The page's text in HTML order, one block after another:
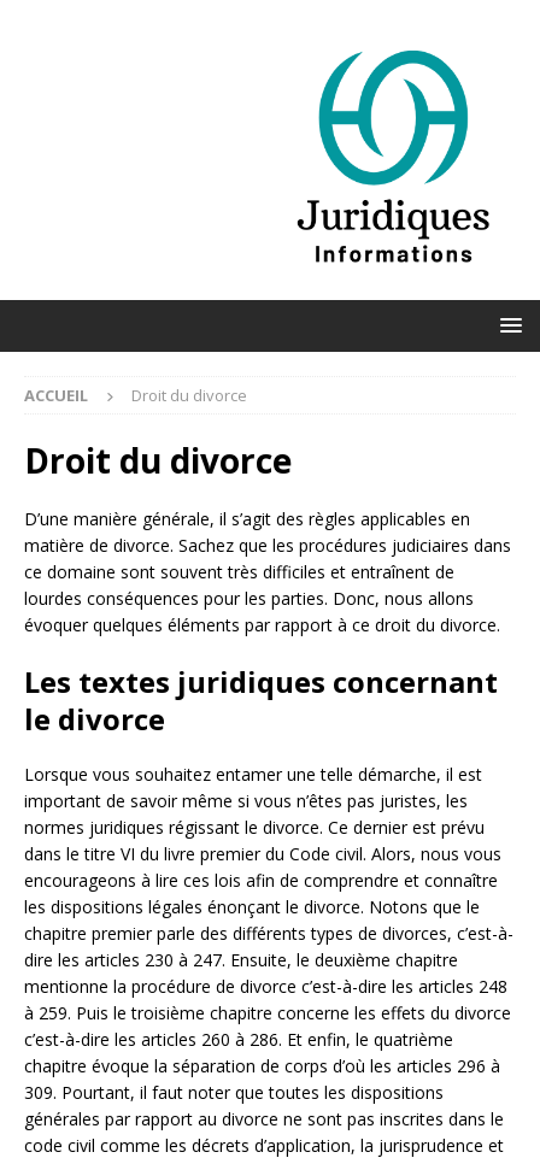
ACCUEIL Droit du divorce
Droit du divorce
D’une manière générale, il s’agit des règles applicables en
matière de divorce. Sachez que les procédures judiciaires dans
ce domaine sont souvent très difficiles et entraînent de
lourdes conséquences pour les parties. Donc, nous allons
évoquer quelques éléments par rapport à ce droit du divorce.
Les textes juridiques concernant
le divorce
Lorsque vous souhaitez entamer une telle démarche, il est
important de savoir même si vous n’êtes pas juristes, les
normes juridiques régissant le divorce. Ce dernier est prévu
dans le titre VI du livre premier du Code civil. Alors, nous vous
encourageons à lire ces lois afin de comprendre et connaître
les dispositions légales énonçant le divorce. Notons que le
chapitre premier parle des différents types de divorces, c’est-à-
dire les articles 230 à 247. Ensuite, le deuxième chapitre
mentionne la procédure de divorce c’est-à-dire les articles 248
à 259. Puis le troisième chapitre concerne les effets du divorce
c’est-à-dire les articles 260 à 286. Et enfin, le quatrième
chapitre évoque la séparation de corps d’où les articles 296 à
309. Pourtant, il faut noter que toutes les dispositions
générales par rapport au divorce ne sont pas inscrites dans le
code civil comme les décrets d’application, la jurisprudence et